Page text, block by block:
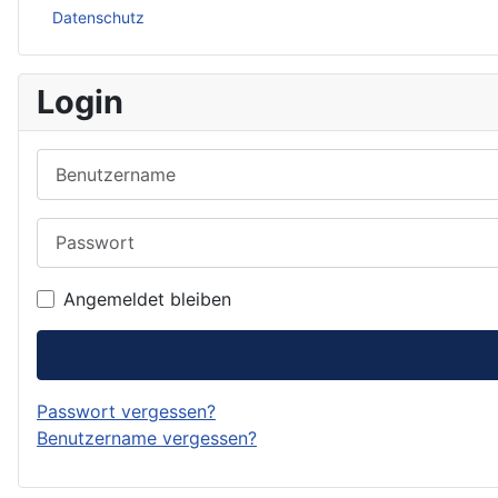
Datenschutz
Login
Angemeldet bleiben
Passwort vergessen?
Benutzername vergessen?